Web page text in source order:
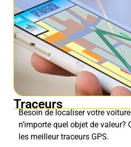
Traceurs
Besoin de localiser votre
n’importe quel objet de valeur?
les meilleur traceurs GPS.